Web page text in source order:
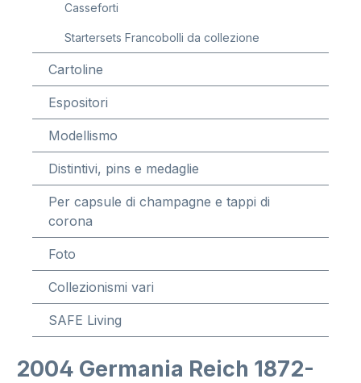
Casseforti
Startersets Francobolli da collezione
Cartoline
Espositori
Modellismo
Distintivi, pins e medaglie
Per capsule di champagne e tappi di
corona
Foto
Collezionismi vari
SAFE Living
2004 Germania Reich 1872-